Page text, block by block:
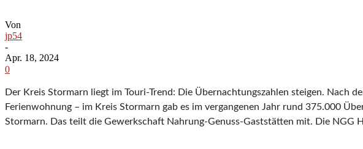
Von
jp54
-
Apr. 18, 2024
0
Der Kreis Stormarn liegt im Touri-Trend: Die Übernachtungszahlen steigen. Nach
Ferienwohnung – im Kreis Stormarn gab es im vergangenen Jahr rund 375.000
Stormarn. Das teilt die Gewerkschaft Nahrung-Genuss-Gaststätten mit. Die